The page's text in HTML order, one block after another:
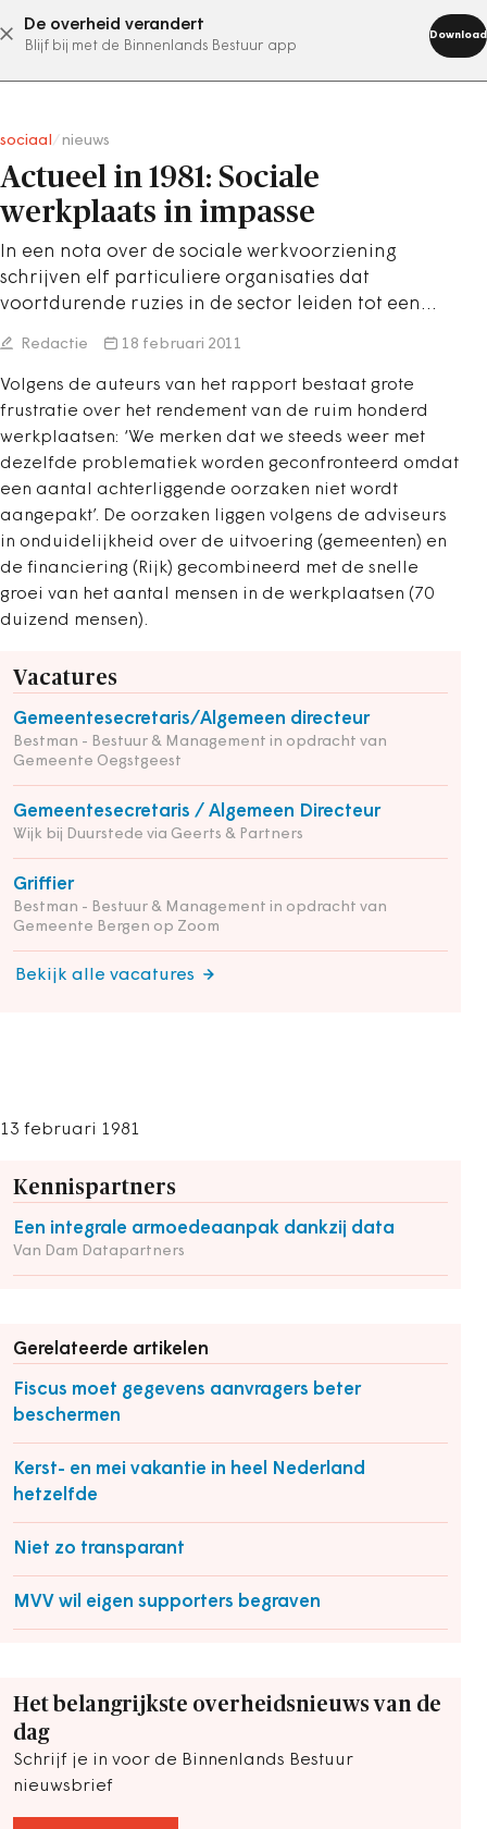
De overheid verandert
Blijf bij met de Binnenlands Bestuur app
Download
abonneer nu
sociaal nieuws
Actueel in 1981: Sociale
werkplaats in impasse
In een nota over de sociale werkvoorziening
schrijven elf particuliere organisaties dat
voortdurende ruzies in de sector leiden tot een…
Redactie 18 februari 2011
Volgens de auteurs van het rapport bestaat grote
frustratie over het rendement van de ruim honderd
werkplaatsen: ‘We merken dat we steeds weer met
dezelfde problematiek worden geconfronteerd omdat
een aantal achterliggende oorzaken niet wordt
aangepakt’. De oorzaken liggen volgens de adviseurs
in onduidelijkheid over de uitvoering (gemeenten) en
de financiering (Rijk) gecombineerd met de snelle
groei van het aantal mensen in de werkplaatsen (70
duizend mensen).
Vacatures
Gemeentesecretaris/Algemeen directeur
Bestman - Bestuur & Management in opdracht van
Gemeente Oegstgeest
Gemeentesecretaris / Algemeen Directeur
Wijk bij Duurstede via Geerts & Partners
Griffier
Bestman - Bestuur & Management in opdracht van
Gemeente Bergen op Zoom
Bekijk alle vacatures
13 februari 1981
Kennispartners
Een integrale armoedeaanpak dankzij data
Van Dam Datapartners
Gerelateerde artikelen
Fiscus moet gegevens aanvragers beter
beschermen
Kerst- en mei vakantie in heel Nederland
hetzelfde
Niet zo transparant
MVV wil eigen supporters begraven
Het belangrijkste overheidsnieuws van de
dag
Schrijf je in voor de Binnenlands Bestuur
nieuwsbrief